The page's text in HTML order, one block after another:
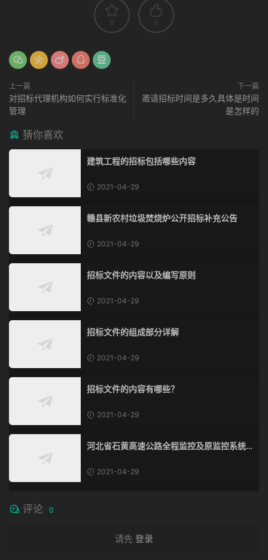
0 0
上一篇
对招标代理机构如何实行标准化
管理
下一篇
邀请招标时间是多久具体是时间
是怎样的
猜你喜欢
建筑工程的招标包括哪些内容
2021-04-29
赣县新农村垃圾焚烧炉公开招标补充公告
2021-04-29
招标文件的内容以及编写原则
2021-04-29
招标文件的组成部分详解
2021-04-29
招标文件的内容有哪些？
2021-04-29
河北省石黄高速公路全程监控及原监控系统
2021-04-29
评论 0
请先 登录